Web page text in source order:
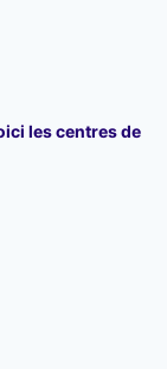
les centres de